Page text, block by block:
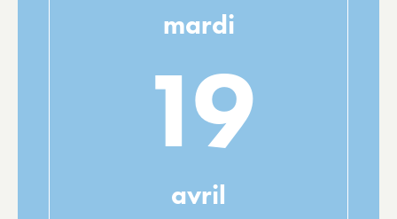
mardi
19
avril